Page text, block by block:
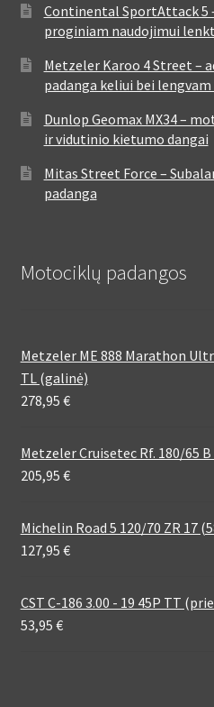
Continental SportAttack 5
proginiam naudojimui
Metzeler Karoo 4 Street –
padanga keliui bei
Dunlop Geomax MX34 –
ir vidutinio kietumo dangai
Mitas Street Force –
padanga
Motociklų padangos
Metzeler ME 888 Marathon
TL (galinė)
278,95 €
Metzeler Cruisetec Rf. 180/65
205,95 €
Michelin Road 5 120/70 ZR 17
127,95 €
CST C-186 3.00 - 19 45P TT
53,95 €